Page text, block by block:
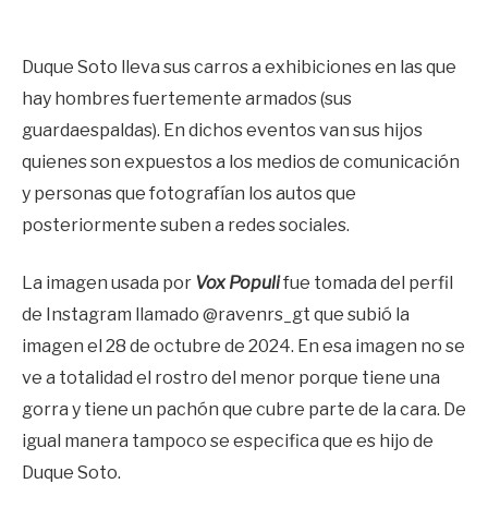
Duque Soto lleva sus carros a exhibiciones en las que
hay hombres fuertemente armados (sus
guardaespaldas). En dichos eventos van sus hijos
quienes son expuestos a los medios de comunicación
y personas que fotografían los autos que
posteriormente suben a redes sociales.
La imagen usada por Vox Populifue tomada del perfil
de Instagram llamado @ravenrs_gt que subió la
imagen el 28 de octubre de 2024. En esa imagen no se
ve a totalidad el rostro del menor porque tiene una
gorra y tiene un pachón que cubre parte de la cara. De
igual manera tampoco se especifica que es hijo de
Duque Soto.